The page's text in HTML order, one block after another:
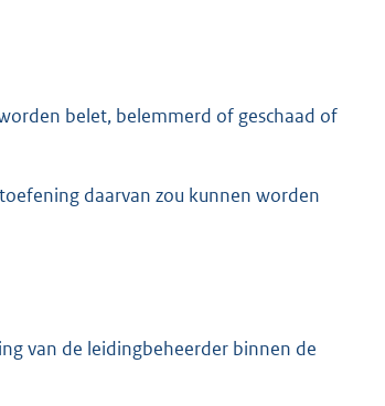
belet, belemmerd of geschaad of
daarvan zou kunnen worden
van de leidingbeheerder binnen de